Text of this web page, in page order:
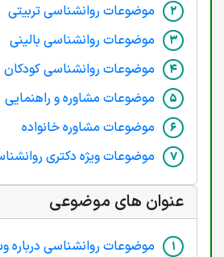
موضوعات روانشناسی تربیتی
موضوعات روانشناسی بالینی
موضوعات روانشناسی کودکان
موضوعات مشاوره و راهنمایی
موضوعات مشاوره خانواده
موضوعات ویژه دکتری
عنوان های موضوعی
موضوعات روانشناسی درباره